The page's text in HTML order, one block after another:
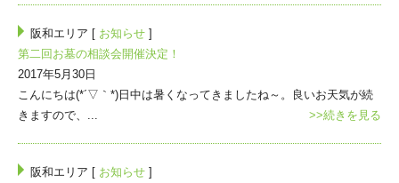
阪和エリア [ お知らせ ]
第二回お墓の相談会開催決定！
2017年5月30日
こんにちは(*´▽｀*)日中は暑くなってきましたね～。良いお天気が続
きますので、...
>>続きを見る
阪和エリア [ お知らせ ]